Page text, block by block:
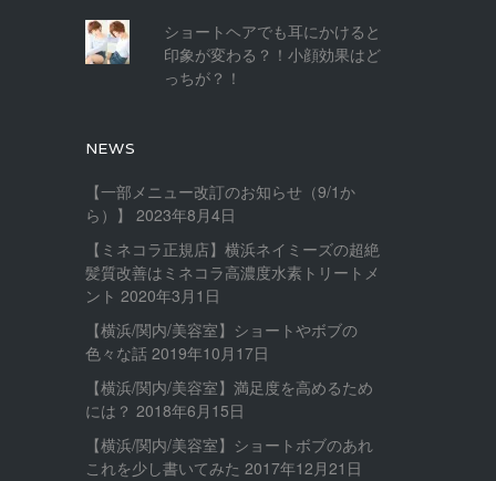
ショートヘアでも耳にかけると
印象が変わる？！小顔効果はど
っちが？！
NEWS
【一部メニュー改訂のお知らせ（9/1か
ら）】
2023年8月4日
【ミネコラ正規店】横浜ネイミーズの超絶
髪質改善はミネコラ高濃度水素トリートメ
ント 2020年3月1日
【横浜/関内/美容室】ショートやボブの
色々な話 2019年10月17日
【横浜/関内/美容室】満足度を高めるため
には？ 2018年6月15日
【横浜/関内/美容室】ショートボブのあれ
これを少し書いてみた 2017年12月21日